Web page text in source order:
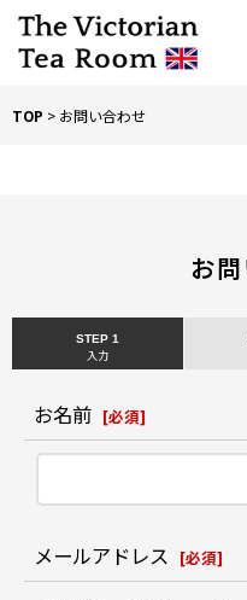
TOP > お問い合わせ
お
STEP 1
入力
お名前 [必須]
メールアドレス [必須]